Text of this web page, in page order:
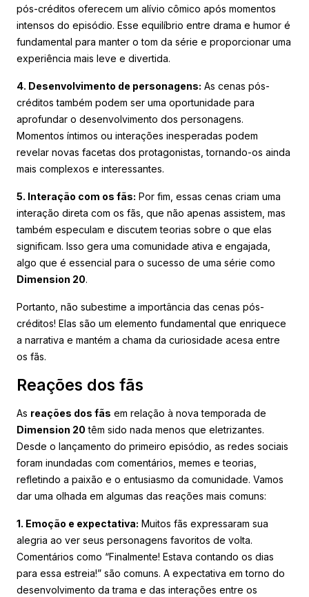
pós-créditos oferecem um alívio cômico após momentos
intensos do episódio. Esse equilíbrio entre drama e humor é
fundamental para manter o tom da série e proporcionar uma
experiência mais leve e divertida.
4. Desenvolvimento de personagens: As cenas pós-
créditos também podem ser uma oportunidade para
aprofundar o desenvolvimento dos personagens.
Momentos íntimos ou interações inesperadas podem
revelar novas facetas dos protagonistas, tornando-os ainda
mais complexos e interessantes.
5. Interação com os fãs: Por fim, essas cenas criam uma
interação direta com os fãs, que não apenas assistem, mas
também especulam e discutem teorias sobre o que elas
significam. Isso gera uma comunidade ativa e engajada,
algo que é essencial para o sucesso de uma série como
Dimension 20.
Portanto, não subestime a importância das cenas pós-
créditos! Elas são um elemento fundamental que enriquece
a narrativa e mantém a chama da curiosidade acesa entre
os fãs.
Reações dos fãs
As reações dos fãs em relação à nova temporada de
Dimension 20 têm sido nada menos que eletrizantes.
Desde o lançamento do primeiro episódio, as redes sociais
foram inundadas com comentários, memes e teorias,
refletindo a paixão e o entusiasmo da comunidade. Vamos
dar uma olhada em algumas das reações mais comuns:
1. Emoção e expectativa: Muitos fãs expressaram sua
alegria ao ver seus personagens favoritos de volta.
Comentários como “Finalmente! Estava contando os dias
para essa estreia!” são comuns. A expectativa em torno do
desenvolvimento da trama e das interações entre os